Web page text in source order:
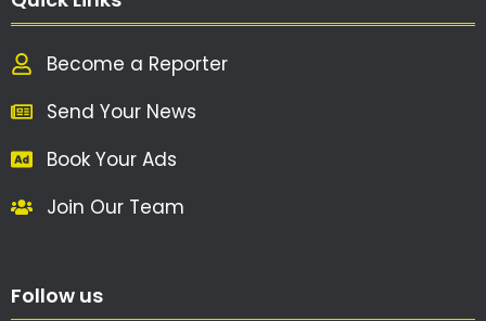
Become a Reporter
Send Your News
Book Your Ads
Join Our Team
Follow us